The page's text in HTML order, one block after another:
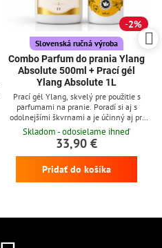
2%
Slovenská ručná výroba
Combo Parfum do prania Ylang
Absolute 500ml + Prací gél
Ylang Absolute 1L
Prací gél Ylang, skvelý pre použitie s
parfumami na pranie. Poradí si aj s
odolnejšími škvrnami a je účinný aj pri
nízkych teplotách
Skladom - odosielame ihneď
33,90 €
Pridať do košíka